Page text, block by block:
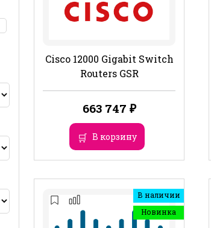
Cisco 12000 Gigabit Switch
Routers GSR
663 747 ₽
В корзину
В наличии
Новинка